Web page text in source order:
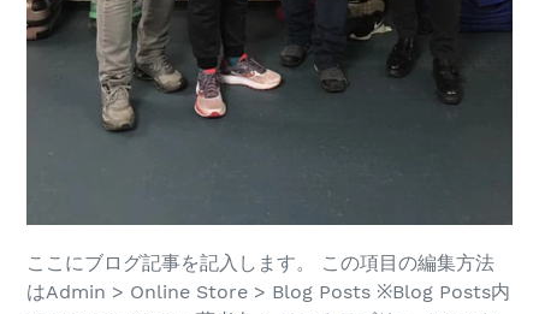
ここにブログ記事を記入します。 この項目の編集方法
はAdmin > Online Store > Blog Posts ※Blog Posts内